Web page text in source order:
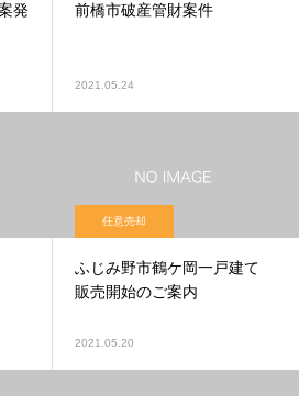
発
前橋市破産管財案件
2021.05.24
任意売却
ふじみ野市鶴ケ岡一戸建て
販売開始のご案内
2021.05.20